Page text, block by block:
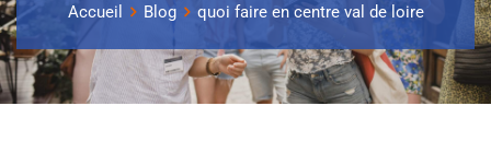
Accueil Blog quoi faire en centre val de loire